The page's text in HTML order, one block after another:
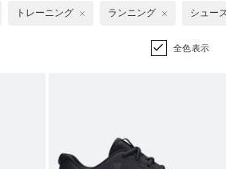
トレーニング ランニング シュー
全色表示